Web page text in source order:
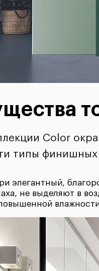
Color
типы
элегантный,
не выделяют в